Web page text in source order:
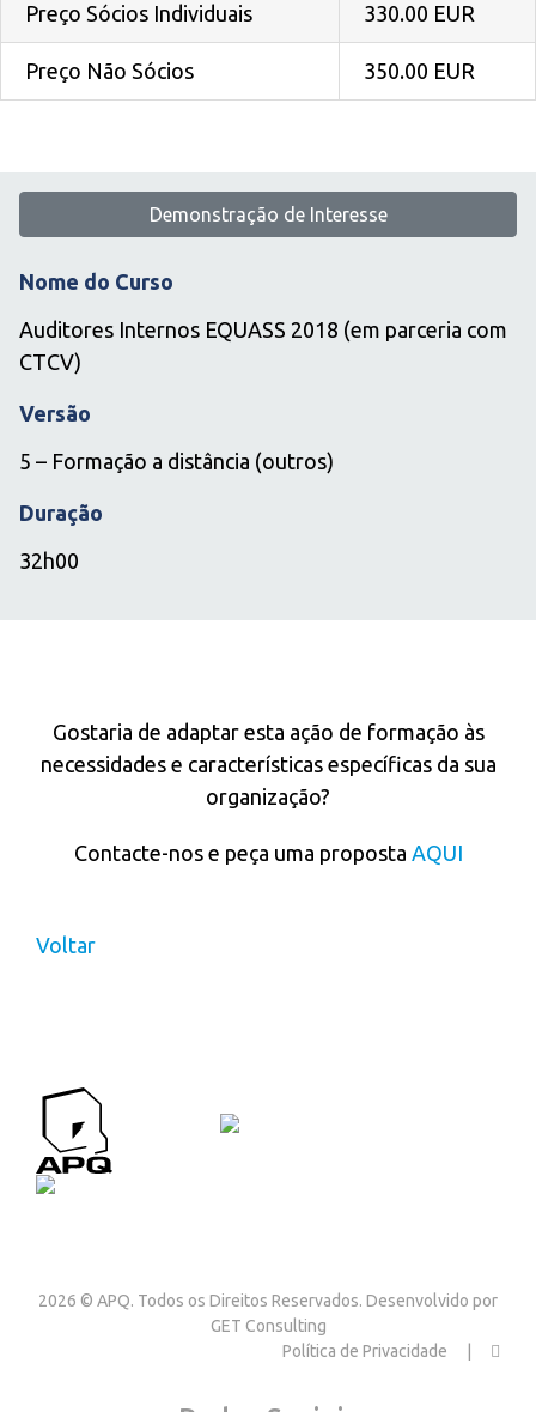
Preço Sócios Individuais 330.00 EUR
Preço Não Sócios 350.00 EUR
Demonstração de Interesse
Nome do Curso
Auditores Internos EQUASS 2018 (em parceria com
CTCV)
Versão
5 – Formação a distância (outros)
Duração
32h00
Gostaria de adaptar esta ação de formação às
necessidades e características específicas da sua
organização?
Contacte-nos e peça uma proposta AQUI
Voltar
2026 © APQ. Todos os Direitos Reservados. Desenvolvido por
GET Consulting
Política de Privacidade